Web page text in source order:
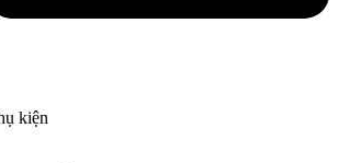
kiện